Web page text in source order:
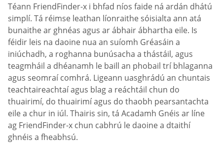
Téann FriendFinder-x i bhfad níos faide ná ardán dhátú
simplí. Tá réimse leathan líonraithe sóisialta ann atá
bunaithe ar ghnéas agus ar ábhair ábhartha eile. Is
féidir leis na daoine nua an suíomh Gréasáin a
iniúchadh, a roghanna bunúsacha a thástáil, agus
teagmháil a dhéanamh le baill an phobail trí bhlaganna
agus seomraí comhrá. Ligeann uasghrádú an chuntais
teachtaireachtaí agus blag a reáchtáil chun do
thuairimí, do thuairimí agus do thaobh pearsantachta
eile a chur in iúl. Thairis sin, tá Acadamh Gnéis ar líne
ag FriendFinder-x chun cabhrú le daoine a dtaithí
ghnéis a fheabhsú.